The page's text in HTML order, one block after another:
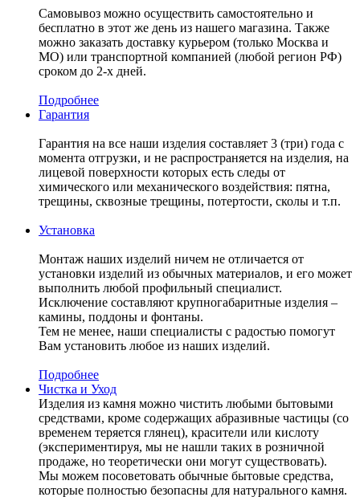
Самовывоз можно осуществить самостоятельно и
бесплатно в этот же день из нашего магазина. Также
можно заказать доставку курьером (только Москва и
МО) или транспортной компанией (любой регион РФ)
сроком до 2-х дней.
Подробнее
Гарантия
Гарантия на все наши изделия составляет 3 (три) года с
момента отгрузки, и не распространяется на изделия, на
лицевой поверхности которых есть следы от
химического или механического воздействия: пятна,
трещины, сквозные трещины, потертости, сколы и т.п.
Установка
Монтаж наших изделий ничем не отличается от
установки изделий из обычных материалов, и его может
выполнить любой профильный специалист.
Исключение составляют крупногабаритные изделия –
камины, поддоны и фонтаны.
Тем не менее, наши специалисты с радостью помогут
Вам установить любое из наших изделий.
Подробнее
Чистка и Уход
Изделия из камня можно чистить любыми бытовыми
средствами, кроме содержащих абразивные частицы (со
временем теряется глянец), красители или кислоту
(экспериментируя, мы не нашли таких в розничной
продаже, но теоретически они могут существовать).
Мы можем посоветовать обычные бытовые средства,
которые полностью безопасны для натурального камня.